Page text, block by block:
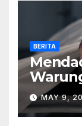
BERITA
MAY 9,